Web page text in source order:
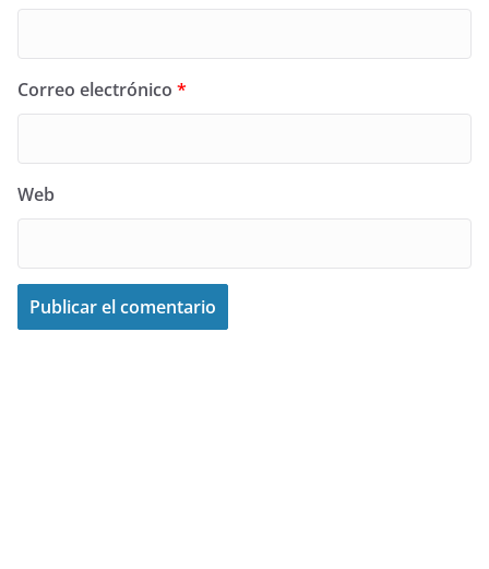
Correo electrónico *
Web